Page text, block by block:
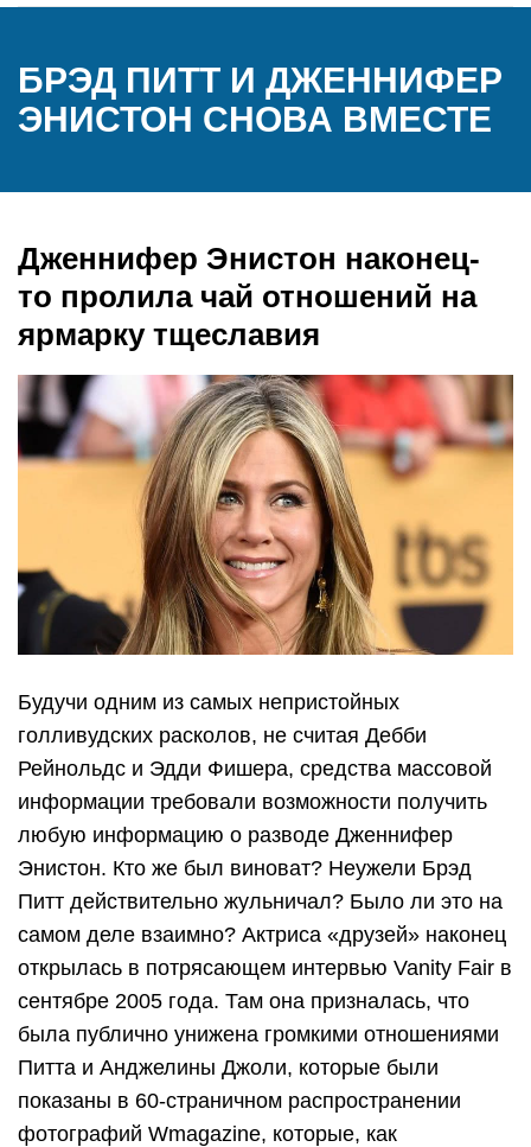
БРЭД ПИТТ И ДЖЕННИФЕР
ЭНИСТОН СНОВА ВМЕСТЕ
Дженнифер Энистон наконец-
то пролила чай отношений на
ярмарку тщеславия
Будучи одним из самых непристойных
голливудских расколов, не считая Дебби
Рейнольдс и Эдди Фишера, средства массовой
информации требовали возможности получить
любую информацию о разводе Дженнифер
Энистон. Кто же был виноват? Неужели Брэд
Питт действительно жульничал? Было ли это на
самом деле взаимно? Актриса «друзей» наконец
открылась в потрясающем интервью Vanity Fair в
сентябре 2005 года. Там она призналась, что
была публично унижена громкими отношениями
Питта и Анджелины Джоли, которые были
показаны в 60-страничном распространении
фотографий Wmagazine, которые, как